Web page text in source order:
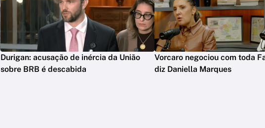
Durigan: acusação de inércia da União
sobre BRB é descabida
Vorcaro negociou com toda
diz Daniella Marques